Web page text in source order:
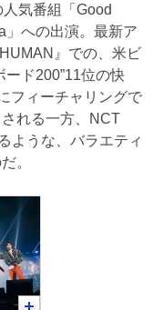
気番組「Good
」への出演。最新ア
』での、米ビ
ード200”11位の快
フィーチャリングで
れる一方、NCT
ような、バラエティ
。